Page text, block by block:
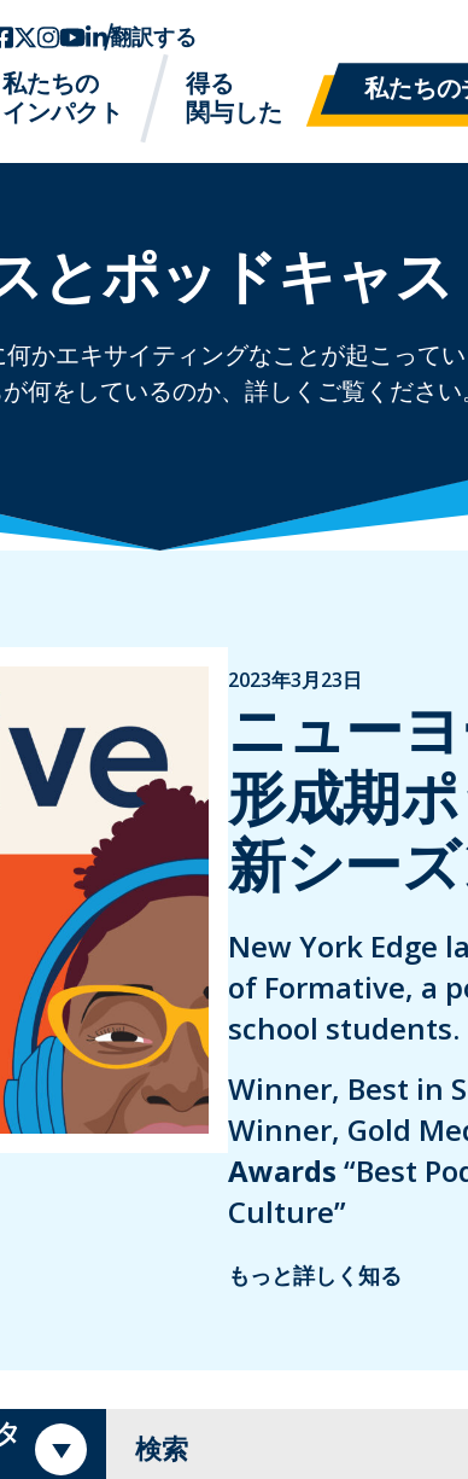
ェイスブック
ツイッターx
インスタグラム
ユーチューブ
リンクトイン
翻訳する
私たちの
インパクト
得る
関与した
私たちの
とポッドキャス
かエキサイティングなことが起こって
何をしているのか、詳しくご覧ください
2023年3月23日
ニュー
形成期
新シー
New York Edge
of Formative, a
school students.
Winner, Best in
Winner, Gold
Awards “Best
Culture”
もっと詳しく知る
検索